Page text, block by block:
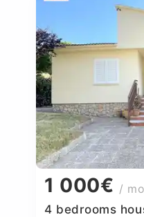
1 000€ /
4 bedrooms